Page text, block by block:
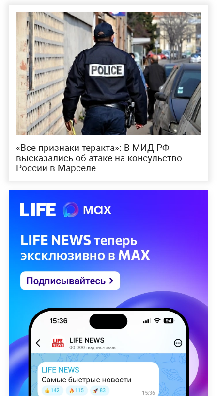
«Все признаки теракта»: В МИД РФ
высказались об атаке на консульство
России в Марселе